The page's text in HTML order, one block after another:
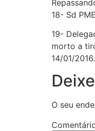
18- Sd
19-
morto a
14/01/
O seu